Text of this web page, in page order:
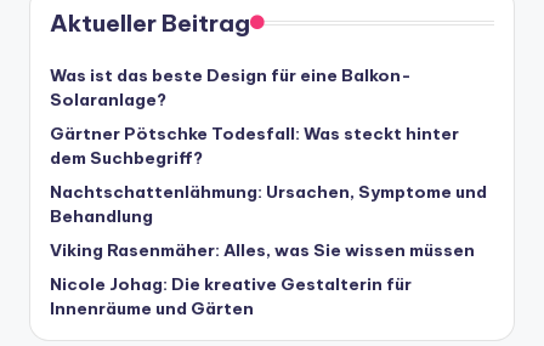
Aktueller Beitrag
Was ist das beste Design für eine Balkon-
Solaranlage?
Gärtner Pötschke Todesfall: Was steckt hinter
dem Suchbegriff?
Nachtschattenlähmung: Ursachen, Symptome und
Behandlung
Viking Rasenmäher: Alles, was Sie wissen müssen
Nicole Johag: Die kreative Gestalterin für
Innenräume und Gärten